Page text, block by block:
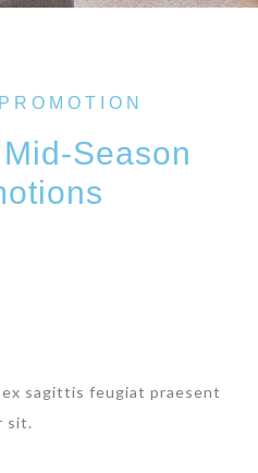
Season
sagittis feugiat praesent
sit.